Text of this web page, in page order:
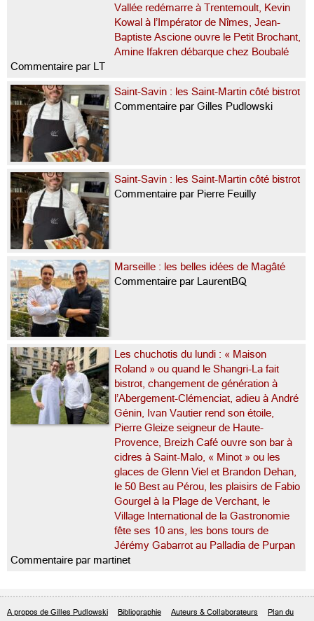
Vallée redémarre à Trentemoult, Kevin
Kowal à l’Impérator de Nîmes, Jean-
Baptiste Ascione ouvre le Petit Brochant,
Amine Ifakren débarque chez Boubalé
Commentaire par LT
Saint-Savin : les Saint-Martin côté bistrot
Commentaire par Gilles Pudlowski
Saint-Savin : les Saint-Martin côté bistrot
Commentaire par Pierre Feuilly
Marseille : les belles idées de Magâté
Commentaire par LaurentBQ
Les chuchotis du lundi : « Maison
Roland » ou quand le Shangri-La fait
bistrot, changement de génération à
l’Abergement-Clémenciat, adieu à André
Génin, Ivan Vautier rend son étoile,
Pierre Gleize seigneur de Haute-
Provence, Breizh Café ouvre son bar à
cidres à Saint-Malo, « Minot » ou les
glaces de Glenn Viel et Brandon Dehan,
le 50 Best au Pérou, les plaisirs de Fabio
Gourgel à la Plage de Verchant, le
Village International de la Gastronomie
fête ses 10 ans, les bons tours de
Jérémy Gabarrot au Palladia de Purpan
Commentaire par martinet
A propos de Gilles Pudlowski Bibliographie Auteurs & Collaborateurs Plan du